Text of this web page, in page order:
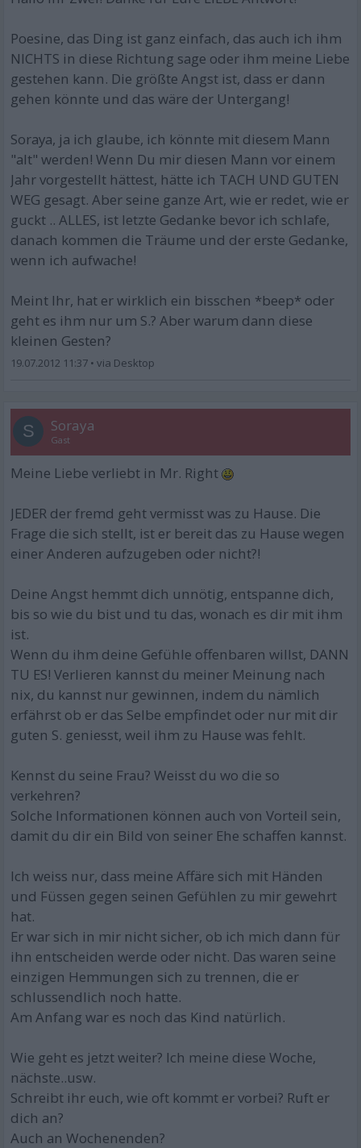
Poesine, das Ding ist ganz einfach, das auch ich ihm
NICHTS in diese Richtung sage oder ihm meine Liebe
gestehen kann. Die größte Angst ist, dass er dann
gehen könnte und das wäre der Untergang!
Soraya, ja ich glaube, ich könnte mit diesem Mann
"alt" werden! Wenn Du mir diesen Mann vor einem
Jahr vorgestellt hättest, hätte ich TACH UND GUTEN
WEG gesagt. Aber seine ganze Art, wie er redet, wie er
guckt .. ALLES, ist letzte Gedanke bevor ich schlafe,
danach kommen die Träume und der erste Gedanke,
wenn ich aufwache!
Meint Ihr, hat er wirklich ein bisschen *beep* oder
geht es ihm nur um S.? Aber warum dann diese
kleinen Gesten?
19.07.2012 11:37 •
S Soraya
Gast
Meine Liebe verliebt in Mr. Right
JEDER der fremd geht vermisst was zu Hause. Die
Frage die sich stellt, ist er bereit das zu Hause wegen
einer Anderen aufzugeben oder nicht?!
Deine Angst hemmt dich unnötig, entspanne dich,
bis so wie du bist und tu das, wonach es dir mit ihm
ist.
Wenn du ihm deine Gefühle offenbaren willst, DANN
TU ES! Verlieren kannst du meiner Meinung nach
nix, du kannst nur gewinnen, indem du nämlich
erfährst ob er das Selbe empfindet oder nur mit dir
guten S. geniesst, weil ihm zu Hause was fehlt.
Kennst du seine Frau? Weisst du wo die so
verkehren?
Solche Informationen können auch von Vorteil sein,
damit du dir ein Bild von seiner Ehe schaffen kannst.
Ich weiss nur, dass meine Affäre sich mit Händen
und Füssen gegen seinen Gefühlen zu mir gewehrt
hat.
Er war sich in mir nicht sicher, ob ich mich dann für
ihn entscheiden werde oder nicht. Das waren seine
einzigen Hemmungen sich zu trennen, die er
schlussendlich noch hatte.
Am Anfang war es noch das Kind natürlich.
Wie geht es jetzt weiter? Ich meine diese Woche,
nächste..usw.
Schreibt ihr euch, wie oft kommt er vorbei? Ruft er
dich an?
Auch an Wochenenden?